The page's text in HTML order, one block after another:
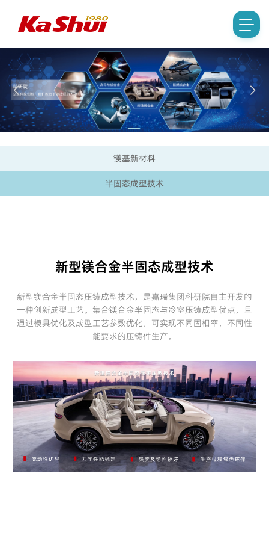
镁基新材料
半固态成型技术
新型镁合金半固态成型技术
新型镁合金半固态压铸成型技术，是嘉瑞集团科研院自主开发的
一种创新成型工艺。集合镁合金半固态与冷室压铸成型优点，且
通过模具优化及成型工艺参数优化，可实现不同固相率，不同性
能要求的压铸件生产。